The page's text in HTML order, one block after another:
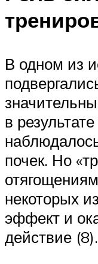
В одном из
в
почек. Но
некоторых
эффект и
действие (8).